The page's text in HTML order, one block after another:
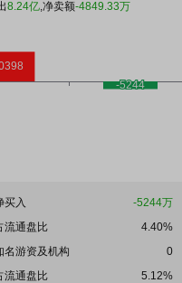
8.24亿,净卖额-4849.33万
买入
-5244万
流通盘比
4.40%
名游资及机构
0
流通盘比
5.12%